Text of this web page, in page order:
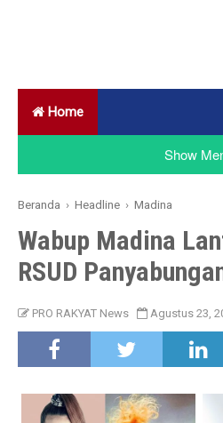
Home
Show
Beranda ›Headline ›Madina
Wabup Madina
RSUD
PRO RAKYAT News Agustus 23,